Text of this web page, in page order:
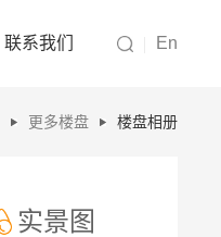
联系我们 En
更多楼盘 楼盘相册
实景图